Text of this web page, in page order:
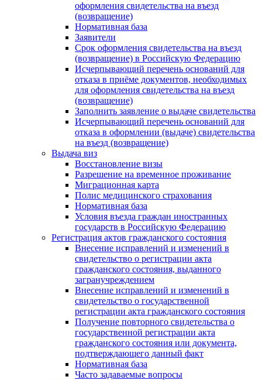
оформления свидетельства на въезд
(возвращение)
Нормативная база
Заявители
Срок оформления свидетельства на въезд
(возвращение) в Российскую Федерацию
Исчерпывающий перечень оснований для
отказа в приёме документов, необходимых
для оформления свидетельства на въезд
(возвращение)
Заполнить заявление о выдаче свидетельства
Исчерпывающий перечень оснований для
отказа в оформлении (выдаче) свидетельства
на въезд (возвращение)
Выдача виз
Восстановление визы
Разрешение на временное проживание
Миграционная карта
Полис медицинского страхования
Нормативная база
Условия въезда граждан иностранных
государств в Российскую Федерацию
Регистрация актов гражданского состояния
Внесение исправлений и изменений в
свидетельство о регистрации акта
гражданского состояния, выданного
загранучреждением
Внесение исправлений и изменений в
свидетельство о государственной
регистрации акта гражданского состояния
Получение повторного свидетельства о
государственной регистрации акта
гражданского состояния или документа,
подтверждающего данный факт
Нормативная база
Часто задаваемые вопросы